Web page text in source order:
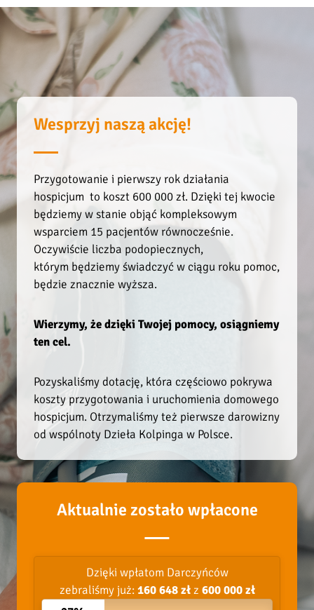
Wesprzyj naszą akcję!
Przygotowanie i pierwszy rok działania
hospicjum to koszt 600 000 zł. Dzięki tej kwocie
będziemy w stanie objąć kompleksowym
wsparciem 15 pacjentów równocześnie.
Oczywiście liczba podopiecznych,
którym będziemy świadczyć w ciągu roku pomoc,
będzie znacznie wyższa.
Wierzymy, że dzięki Twojej pomocy, osiągniemy
ten cel.
Pozyskaliśmy dotację, która częściowo pokrywa
koszty przygotowania i uruchomienia domowego
hospicjum. Otrzymaliśmy też pierwsze darowizny
od wspólnoty Dzieła Kolpinga w Polsce.
Aktualnie zostało wpłacone
Dzięki wpłatom Darczyńców
zebraliśmy już:160 648 złz 600 000 zł